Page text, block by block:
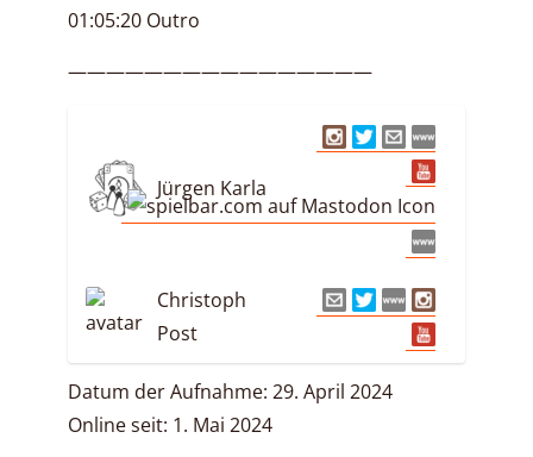
01:05:20 Outro
————————————————
Jürgen Karla
Christoph
Post
Datum der Aufnahme: 29. April 2024
Online seit: 1. Mai 2024